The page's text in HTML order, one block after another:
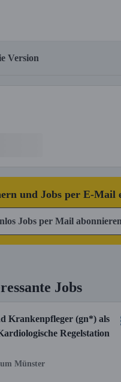
Version
und Jobs per E-Mail
Jobs per Mail abonnieren
Jobs
Krankenpfleger (gn*) als
Regelstation
Münster